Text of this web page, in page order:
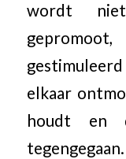
wordt
elkaar
houdt en